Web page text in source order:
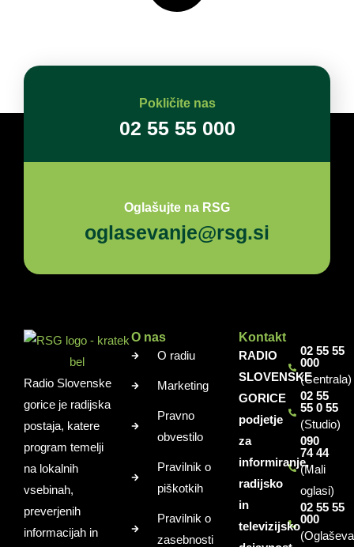
Pokličite nas
02 55 55 000
Oglašujte na RSG
oglasevanje@rsg.si
Radio Slovenske
gorice je radijska
postaja, katere
program temelji
na lokalnih
vsebinah,
preverjenih
informacijah in
O nas
O radiu
Marketing
Pravno
obvestilo
Pravilnik o
piškotkih
Pravilnik o
zasebnosti
Kontakt
RADIO
SLOVENSKE
GORICE
podjetje
za
informiranje,
radijsko
in
televizijsko
02 55 55
000
(Centrala)
02 55
55 0 55
(Studio)
090
74 44
(Mali
oglasi)
02 55 55
000